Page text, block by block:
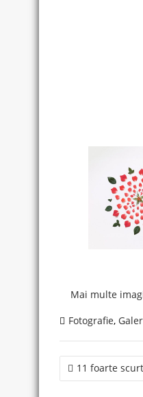
Mai multe
Fotografie,
Post
navigation
11 foarte